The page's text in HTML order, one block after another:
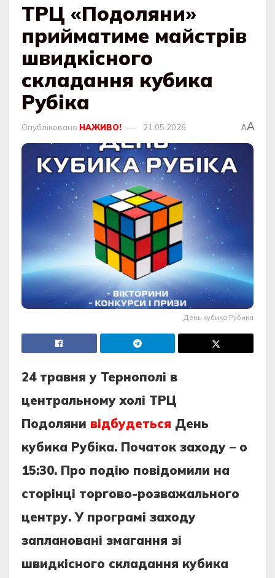
ТРЦ «Подоляни»
прийматиме майстрів
швидкісного
складання кубика
Рубіка
Опубліковано НАЖИВО! 21.05.2026 AA
День кубика Рубика
24 травня у Тернополі в
центральному холі ТРЦ
Подоляни відбудеться День
кубика Рубіка. Початок заходу – о
15:30. Про подію повідомили на
сторінці торгово-розважального
центру. У програмі заходу
заплановані змагання зі
швидкісного складання кубика